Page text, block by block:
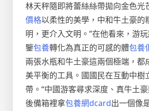
林天秤隨即將蕾絲絲帶拋向金色光
價格以柔性的美學，中和牛土豪的
明，更介入文明。”在他看來，游
鑒包養轉化為真正的可感的體包養
兩張水瓶和牛土豪這兩個極端，都
美平衡的工具。國國民在互動中樹
帶。“中國游客尋求深度、真牛土
後備箱裡拿包養網dcard出一個像